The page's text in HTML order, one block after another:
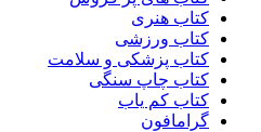
کتاب هنری
کتاب ورزشی
کتاب پزشکی و سلامت
کتاب چاپ سنگی
کتاب کم یاب
گرامافون